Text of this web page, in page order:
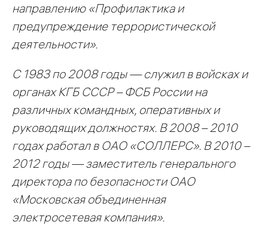
направлению «Профилактика и
предупреждение террористической
деятельности».
С 1983 по 2008 годы — служил в войсках и
органах КГБ СССР – ФСБ России на
различных командных, оперативных и
руководящих должностях. В 2008 – 2010
годах работал в ОАО «СОЛЛЕРС». В 2010 –
2012 годы — заместитель генерального
директора по безопасности ОАО
«Московская объединенная
электросетевая компания».